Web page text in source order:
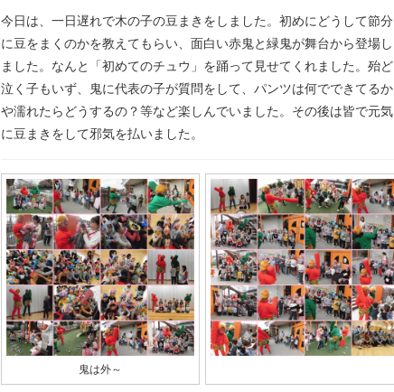
今日は、一日遅れで木の子の豆まきをしました。初めにどうして節分
に豆をまくのかを教えてもらい、面白い赤鬼と緑鬼が舞台から登場し
ました。なんと「初めてのチュウ」を踊って見せてくれました。殆ど
泣く子もいず、鬼に代表の子が質問をして、パンツは何でできてるか
や濡れたらどうするの？等など楽しんでいました。その後は皆で元気
に豆まきをして邪気を払いました。
鬼は外～